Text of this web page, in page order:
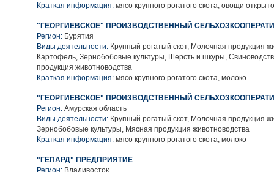
Краткая информация: мясо крупного рогатого скота, овощи
"ГЕОРГИЕВСКОЕ" ПРОИЗВОДСТВЕННЫЙ
Регион: Бурятия
Виды деятельности: Крупный рогатый скот, Молочная продукция
Картофель, Зернобобовые культуры, Шерсть и шкуры,
продукция животноводства
Краткая информация: мясо крупного рогатого скота, молоко
"ГЕОРГИЕВСКОЕ" ПРОИЗВОДСТВЕННЫЙ
Регион: Амурская область
Виды деятельности: Крупный рогатый скот, Молочная продукция
Зернобобовые культуры, Мясная продукция животноводства
Краткая информация: мясо крупного рогатого скота, молоко
"ГЕПАРД" ПРЕДПРИЯТИЕ
Регион: Владивосток